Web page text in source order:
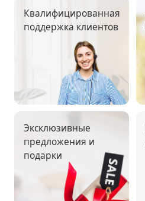
Квалифицированная
поддержка клиентов
Эксклюзивные
предложения и
подарки